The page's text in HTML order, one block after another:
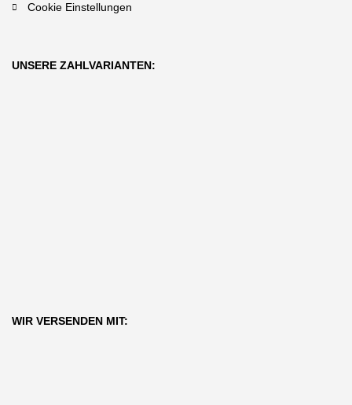
Cookie Einstellungen
UNSERE ZAHLVARIANTEN:
WIR VERSENDEN MIT: